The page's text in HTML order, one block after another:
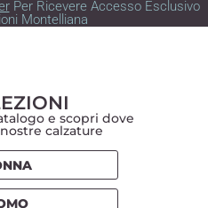
e scopri dove
calzature
Per Ricevere Accesso Esclusivo
Montelliana